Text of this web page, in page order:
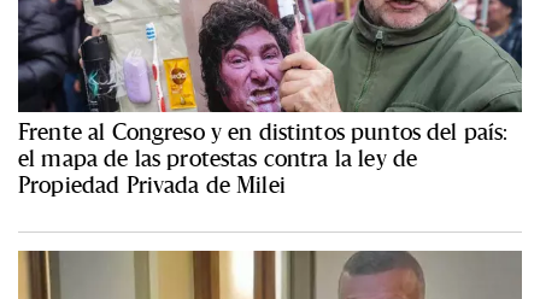
Frente al Congreso y en distintos puntos del país:
el mapa de las protestas contra la ley de
Propiedad Privada de Milei